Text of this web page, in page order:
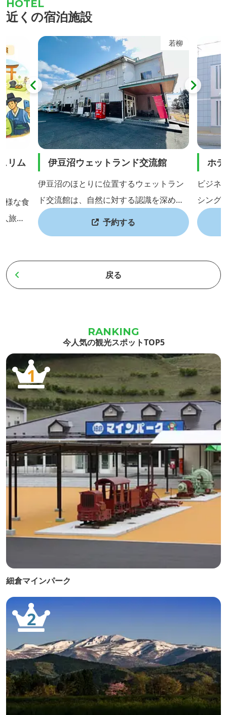
わから
カーナ
は、
れのお
近くの宿泊施設
リム
様な食
旅行
礼拝
する
若柳
伊豆沼ウェットランド交流館
伊豆沼のほとりに位置するウェットラン
ド交流館は、自然に対する認識を深める
ために自然の宝庫である伊豆沼・内沼の
ほとりにあり、生涯学習の場や人々のこ
由に宿泊と研修ができる施設です。 冬の
渡り鳥で知られる『マガンの宿』。伊豆
す。 子ども達の合宿体験学習や各種団体
の催しもの、研修、商用など、どな...
予約する
ホ
ビジネ
シング
だける
インも
す。 全
りお休み
戻る
今人気の観光スポットTOP5
細倉マインパーク
1
2